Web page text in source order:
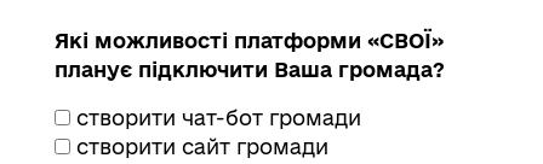
Які можливості платформи «СВОЇ»
планує підключити Ваша громада?
створити чат-бот громади
створити сайт громади